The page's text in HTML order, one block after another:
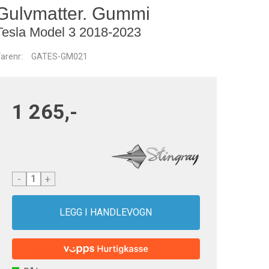
Gummi
Model 3 2018-2023
GATES-GM021
1 265,-
- +